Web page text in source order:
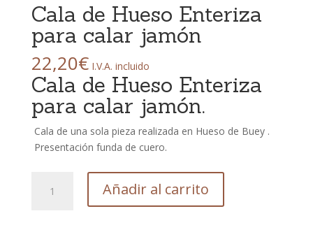
Cala de Hueso Enteriza
para calar jamón
22,20€ I.V.A. incluido
Cala de Hueso Enteriza
para calar jamón.
Cala de una sola pieza realizada en Hueso de Buey .
Presentación funda de cuero.
Añadir al carrito